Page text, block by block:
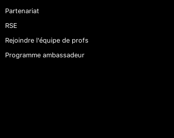
Partenariat
RSE
Rejoindre l'équipe de profs
Programme ambassadeur